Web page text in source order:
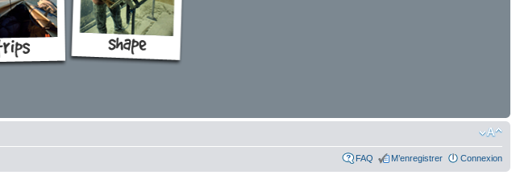
FAQ M’enregistrer Connexion